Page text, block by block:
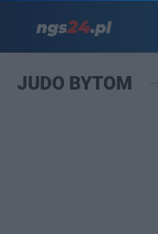
JUDO BYTOM